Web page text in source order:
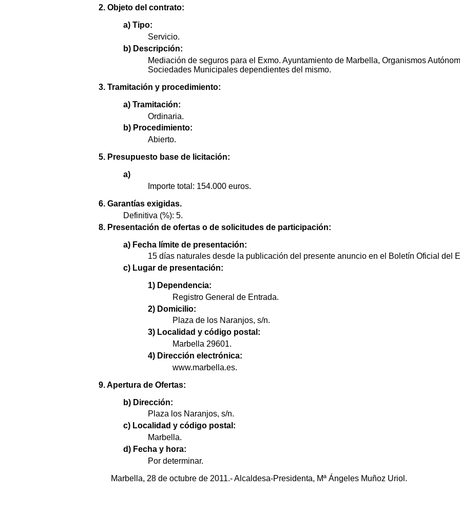
2. Objeto del contrato:
a) Tipo:
Servicio.
b) Descripción:
Mediación de seguros para el Exmo. Ayuntamiento de Marbella, Organismos
Sociedades Municipales dependientes del mismo.
3. Tramitación y procedimiento:
a) Tramitación:
Ordinaria.
b) Procedimiento:
Abierto.
5. Presupuesto base de licitación:
a)
Importe total: 154.000 euros.
6. Garantías exigidas.
Definitiva (%): 5.
8. Presentación de ofertas o de solicitudes de participación:
a) Fecha límite de presentación:
15 días naturales desde la publicación del presente anuncio en el Boletín Oficial del
c) Lugar de presentación:
1) Dependencia:
Registro General de Entrada.
2) Domicilio:
Plaza de los Naranjos, s/n.
3) Localidad y código postal:
Marbella 29601.
4) Dirección electrónica:
www.marbella.es.
9. Apertura de Ofertas:
b) Dirección:
Plaza los Naranjos, s/n.
c) Localidad y código postal:
Marbella.
d) Fecha y hora:
Por determinar.
Marbella, 28 de octubre de 2011.- Alcaldesa-Presidenta, Mª Ángeles Muñoz Uriol.